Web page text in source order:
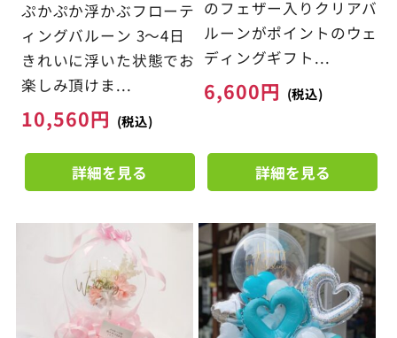
ぷかぷか浮かぶフローテ
ィングバルーン 3～4日
きれいに浮いた状態でお
楽しみ頂けま...
10,560円 (税込)
詳細を見る
のフェザー入りクリアバ
ルーンがポイントのウェ
ディングギフト...
6,600円 (税込)
詳細を見る